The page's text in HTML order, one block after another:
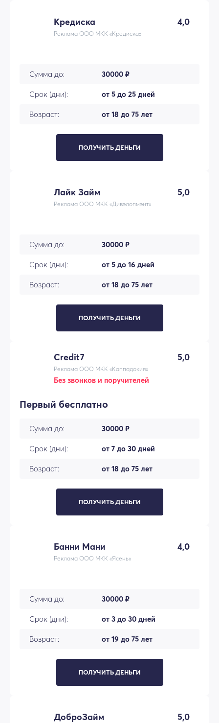
Кредиска 4,0
Реклама ООО МКК «Кредиска»
Сумма до: 30000 ₽
Срок (дни): от 5 до 25 дней
Возраст: от 18 до 75 лет
ПОЛУЧИТЬ ДЕНЬГИ
Лайк Займ 5,0
Реклама ООО МКК «Дивэлопмэнт»
Сумма до: 30000 ₽
Срок (дни): от 5 до 16 дней
Возраст: от 18 до 75 лет
ПОЛУЧИТЬ ДЕНЬГИ
Credit7 5,0
Реклама ООО МКК «Каппадокия»
Без звонков и поручителей
Первый бесплатно
Сумма до: 30000 ₽
Срок (дни): от 7 до 30 дней
Возраст: от 18 до 75 лет
ПОЛУЧИТЬ ДЕНЬГИ
Банни Мани 4,0
Реклама ООО МКК «Ясень»
Сумма до: 30000 ₽
Срок (дни): от 3 до 30 дней
Возраст: от 19 до 75 лет
ПОЛУЧИТЬ ДЕНЬГИ
ДоброЗайм 5,0